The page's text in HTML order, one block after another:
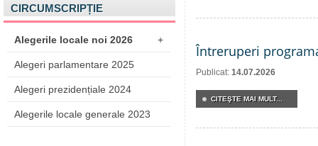
CIRCUMSCRIPȚIE
Alegerile locale noi 2026 +
Alegeri parlamentare 2025
Alegeri prezidențiale 2024
Alegerile locale generale 2023
Întreruperi
Publicat: 14.07.2026
CITEŞTE MAI MULT...